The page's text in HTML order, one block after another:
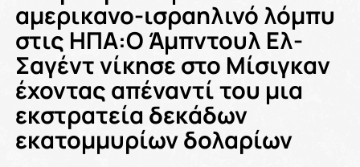
αμερικανο-ισραηλινό λόμπυ
στις ΗΠΑ:Ο Άμπντουλ Ελ-
Σαγέντ νίκησε στο Μίσιγκαν
έχοντας απέναντί του μια
εκστρατεία δεκάδων
εκατομμυρίων δολαρίων